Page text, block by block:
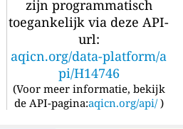
zijn programmatisch
toegankelijk via deze API-
url:
aqicn.org/data-platform/a
pi/H14746
(Voor meer informatie, bekijk
de API-pagina:aqicn.org/api/ )